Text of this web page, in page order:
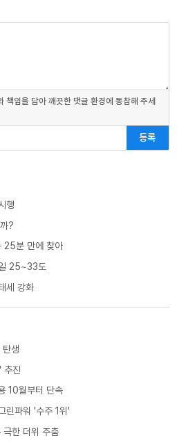
책임을 담아 깨끗한 댓글 환경에 동참해 주세
등록
행
?
25분 만에 찾아
25~33도
세 강화
생
추진
10월부터 단속
린파워 '수주 1위'
극한 더위 주춤